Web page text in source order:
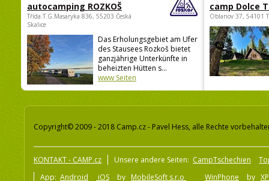
autocamping ROZKOŠ
Třída.T.G.Masaryka 836, 55203 Česká
Skalice
Das Erholungsgebiet am Ufer
des Stausees Rozkoš bietet
ganzjährige Unterkünfte in
beheizten Hütten s...
www Seiten
camp Dolce
Oblanov 37, 54101
Copyright© 2009 - 2018 Camp.cz - Pavel Hess, alle Rechte
KONTAKT - CAMP.cz Unsere andere Seiten: CampTschechien
App: Android iOS by MobileSoft s.r.o WinPhone by